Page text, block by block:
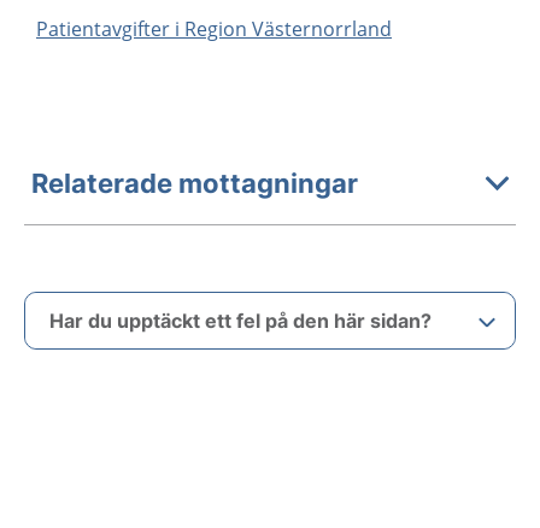
Patientavgifter i Region Västernorrland
Relaterade mottagningar
Har du upptäckt ett fel på den här sidan?